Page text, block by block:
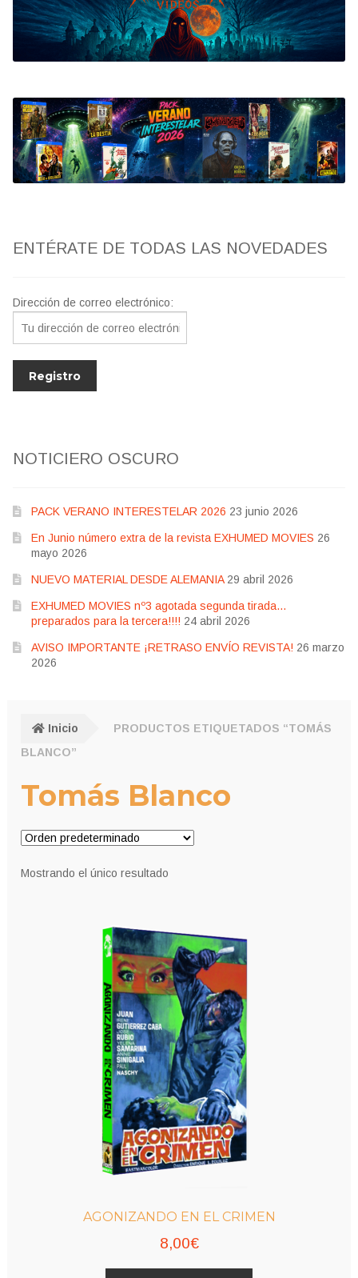
Bluray
Clasificada S
artwork
fantaterror
Jesús Franco
ENTÉRATE DE TODAS LAS NOVEDADES
Dirección de correo electrónico:
NOTICIERO OSCURO
PACK VERANO INTERESTELAR 2026 23 junio 2026
En Junio número extra de la revista EXHUMED MOVIES 26
mayo 2026
NUEVO MATERIAL DESDE ALEMANIA 29 abril 2026
EXHUMED MOVIES nº3 agotada segunda tirada…
preparados para la tercera!!!! 24 abril 2026
AVISO IMPORTANTE ¡RETRASO ENVÍO REVISTA! 26 marzo
2026
Inicio
PRODUCTOS ETIQUETADOS “TOMÁS
BLANCO”
Tomás Blanco
Mostrando el único resultado
AGONIZANDO EN EL CRIMEN
8,00€